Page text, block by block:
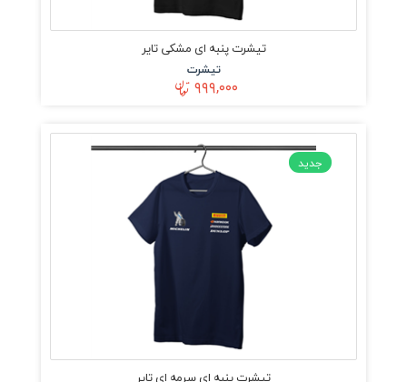
تیشرت پنبه ای مشکی تایر
تیشرت
۹۹۹,۰۰۰
جدید
تیشرت پنبه ای سرمه ای تایر